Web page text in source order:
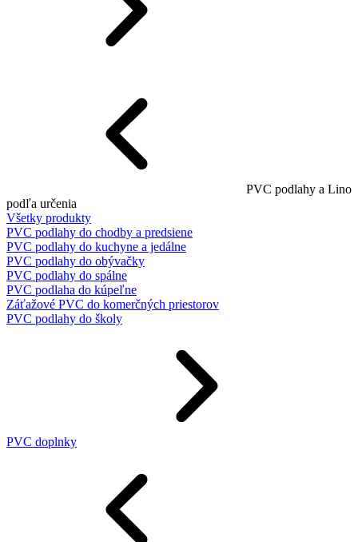
PVC podlahy a Lino
podľa určenia
Všetky produkty
PVC podlahy do chodby a predsiene
PVC podlahy do kuchyne a jedálne
PVC podlahy do obývačky
PVC podlahy do spálne
PVC podlaha do kúpeľne
Záťažové PVC do komerčných priestorov
PVC podlahy do školy
PVC doplnky